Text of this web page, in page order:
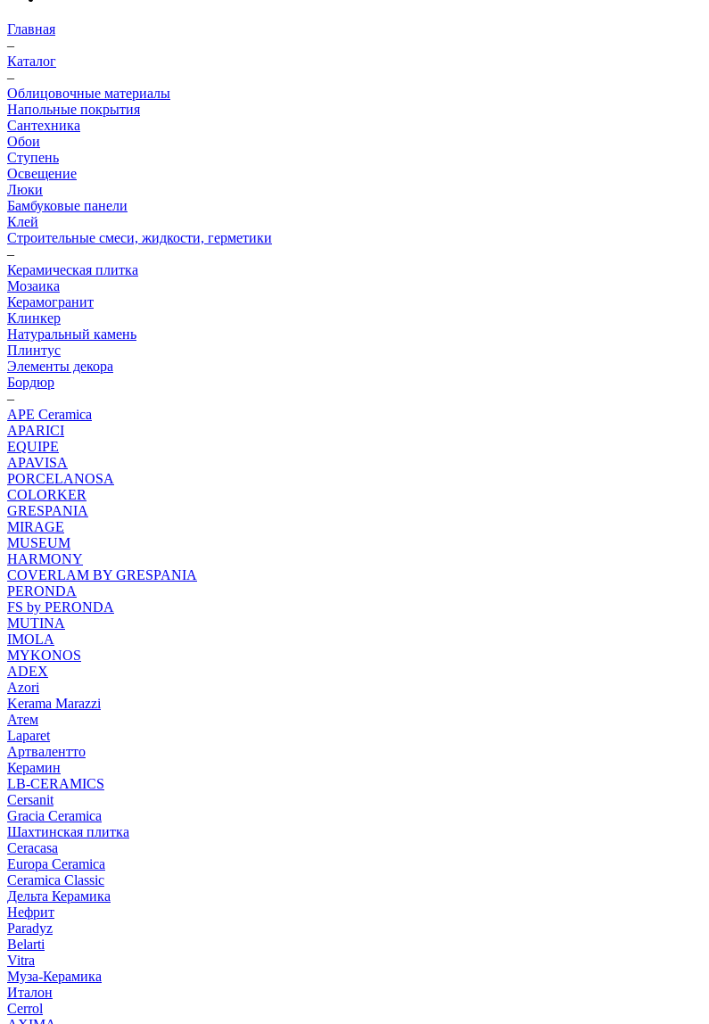
Главная
–
Каталог
–
Облицовочные материалы
Напольные покрытия
Сантехника
Обои
Ступень
Освещение
Люки
Бамбуковые панели
Клей
Строительные смеси, жидкости, герметики
–
Керамическая плитка
Мозаика
Керамогранит
Клинкер
Натуральный камень
Плинтус
Элементы декора
Бордюр
–
APE Ceramica
APARICI
EQUIPE
APAVISA
PORCELANOSA
COLORKER
GRESPANIA
MIRAGE
MUSEUM
HARMONY
COVERLAM BY GRESPANIA
PERONDA
FS by PERONDA
MUTINA
IMOLA
MYKONOS
ADEX
Azori
Kerama Marazzi
Атем
Laparet
Артвалентто
Керамин
LB-CERAMICS
Cersanit
Gracia Ceramica
Шахтинская плитка
Ceracasa
Europa Ceramica
Ceramica Classic
Дельта Керамика
Нефрит
Paradyz
Belarti
Vitra
Муза-Керамика
Италон
Cerrol